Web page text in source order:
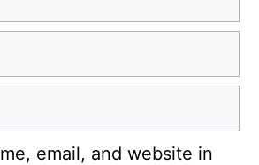
email, and website in